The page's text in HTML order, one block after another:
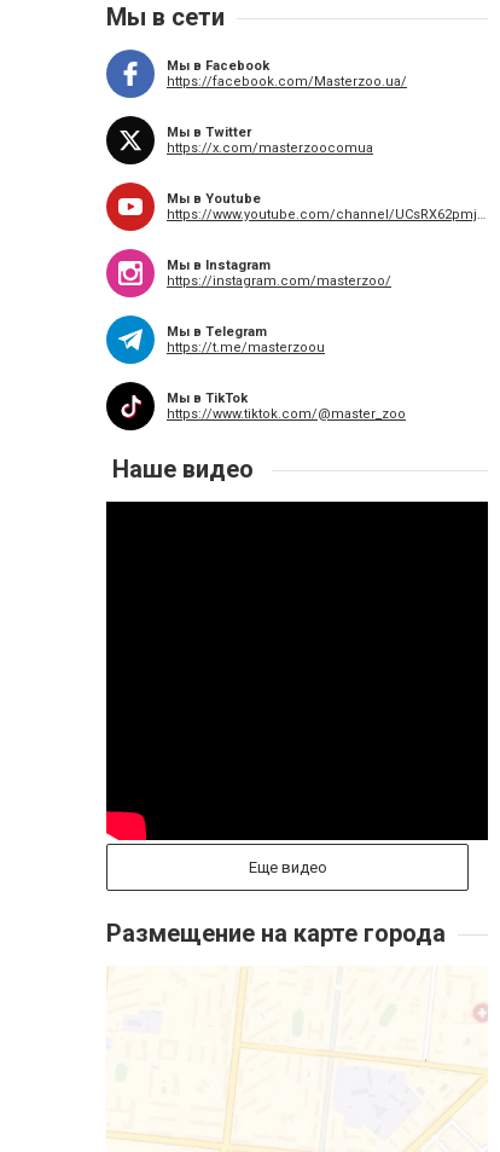
Мы в сети
Мы в Facebook
https://facebook.com/Masterzoo.ua/
Мы в Twitter
https://x.com/masterzoocomua
Мы в Youtube
https://www.youtube.com/channel/UCsRX62pmj2dGOFLcc3I634w
Мы в Instagram
https://instagram.com/masterzoo/
Мы в Telegram
https://t.me/masterzoou
Мы в TikTok
https://www.tiktok.com/@master_zoo
Наше видео
Еще видео
Размещение на карте города